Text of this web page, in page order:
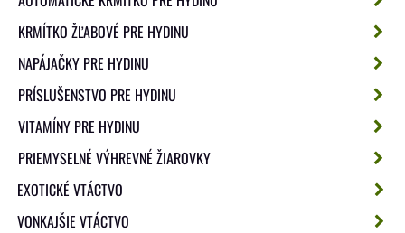
KRMÍTKO ŽĽABOVÉ PRE HYDINU
NAPÁJAČKY PRE HYDINU
PRÍSLUŠENSTVO PRE HYDINU
VITAMÍNY PRE HYDINU
PRIEMYSELNÉ VÝHREVNÉ ŽIAROVKY
EXOTICKÉ VTÁCTVO
VONKAJŠIE VTÁCTVO